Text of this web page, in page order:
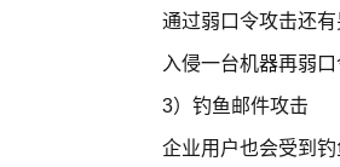
通过弱口令攻击还有另
入侵一台机器再弱口
3）钓鱼邮件攻击
企业用户也会受到钓